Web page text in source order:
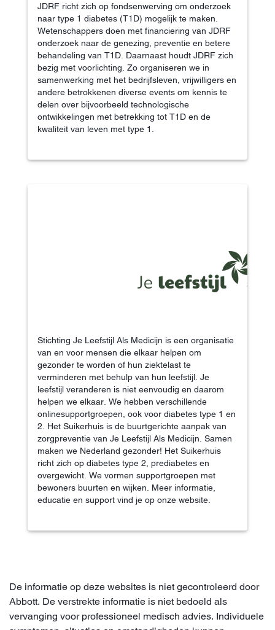
JDRF richt zich op fondsenwerving om onderzoek
naar type 1 diabetes (T1D) mogelijk te maken.
Wetenschappers doen met financiering van JDRF
onderzoek naar de genezing, preventie en betere
behandeling van T1D. Daarnaast houdt JDRF zich
bezig met voorlichting. Zo organiseren we in
samenwerking met het bedrijfsleven, vrijwilligers en
andere betrokkenen diverse events om kennis te
delen over bijvoorbeeld technologische
ontwikkelingen met betrekking tot T1D en de
kwaliteit van leven met type 1.
Stichting Je Leefstijl Als Medicijn is een organisatie
van en voor mensen die elkaar helpen om
gezonder te worden of hun ziektelast te
verminderen met behulp van hun leefstijl. Je
leefstijl veranderen is niet eenvoudig en daarom
helpen we elkaar. We hebben verschillende
onlinesupportgroepen, ook voor diabetes type 1 en
2. Het Suikerhuis is de buurtgerichte aanpak van
zorgpreventie van Je Leefstijl Als Medicijn. Samen
maken we Nederland gezonder! Het Suikerhuis
richt zich op diabetes type 2, prediabetes en
overgewicht. We vormen supportgroepen met
bewoners buurten en wijken. Meer informatie,
educatie en support vind je op onze website.
De informatie op deze websites is niet gecontroleerd door
Abbott. De verstrekte informatie is niet bedoeld als
vervanging voor professioneel medisch advies. Individuele